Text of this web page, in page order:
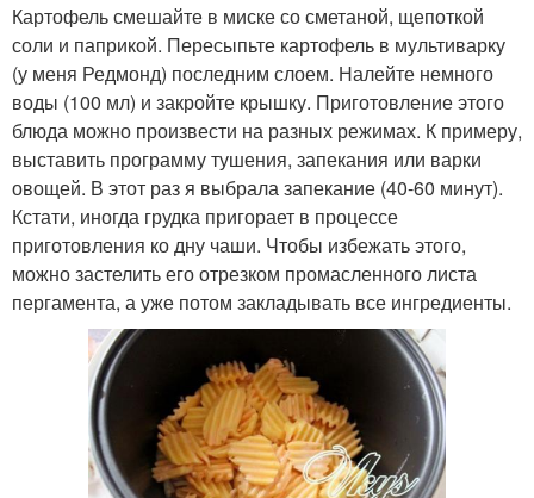
Картофель смешайте в миске со сметаной, щепоткой
соли и паприкой. Пересыпьте картофель в мультиварку
(у меня Редмонд) последним слоем. Налейте немного
воды (100 мл) и закройте крышку. Приготовление этого
блюда можно произвести на разных режимах. К примеру,
выставить программу тушения, запекания или варки
овощей. В этот раз я выбрала запекание (40-60 минут).
Кстати, иногда грудка пригорает в процессе
приготовления ко дну чаши. Чтобы избежать этого,
можно застелить его отрезком промасленного листа
пергамента, а уже потом закладывать все ингредиенты.